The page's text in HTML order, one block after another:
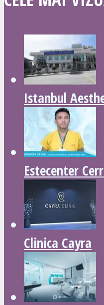
Istanbul
Estecenter
Clinica Cayra